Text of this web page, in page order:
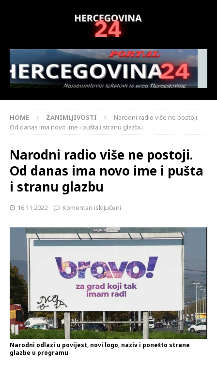
HOME ZANIMLJIVOSTI
Narodni radio više ne postoji.
Od danas ima novo ime i pušta i stranu glazbu
Narodni radio više ne postoji.
Od danas ima novo ime i pušta
i stranu glazbu
16.11.2022 Komentari isključeni
Narodni odlazi u povijest, novi logo, naziv i ponešto strane
glazbe u programu